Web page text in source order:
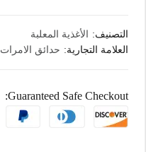
التصنيف:
الأغذية المعلبة
العلامة التجارية: حدائق الامرات
Guaranteed Safe Checkout: